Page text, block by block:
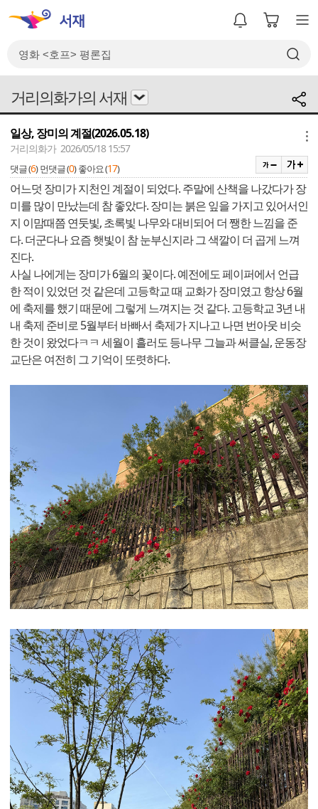
거리의화가의 서재
일상, 장미의 계절(2026.05.18)
거리의화가 2026/05/18 15:57
댓글 (6) 먼댓글 (0) 좋아요 (17)
어느덧 장미가 지천인 계절이 되었다. 주말에 산책을 나갔다가 장
미를 많이 만났는데 참 좋았다. 장미는 붉은 잎을 가지고 있어서인
지 이맘때쯤 연둣빛, 초록빛 나무와 대비되어 더 쨍한 느낌을 준
다. 더군다나 요즘 햇빛이 참 눈부신지라 그 색깔이 더 곱게 느껴
진다.
사실 나에게는 장미가 6월의 꽃이다. 예전에도 페이퍼에서 언급
한 적이 있었던 것 같은데 고등학교 때 교화가 장미였고 항상 6월
에 축제를 했기 때문에 그렇게 느껴지는 것 같다. 고등학교 3년 내
내 축제 준비로 5월부터 바빠서 축제가 지나고 나면 번아웃 비슷
한 것이 왔었다ㅋㅋ 세월이 흘러도 등나무 그늘과 써클실, 운동장
교단은 여전히 그 기억이 또렷하다.